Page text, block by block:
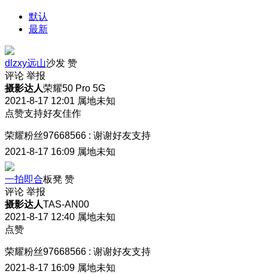
默认
最新
dlzxy远山沙发 赞
评论 举报
摄影达人荣耀50 Pro 5G
2021-8-17 12:01 属地未知
点赞支持好友佳作
荣耀粉丝97668566 : 谢谢好友支持
2021-8-17 16:09 属地未知
一拍即合板凳 赞
评论 举报
摄影达人TAS-AN00
2021-8-17 12:40 属地未知
点赞
荣耀粉丝97668566 : 谢谢好友支持
2021-8-17 16:09 属地未知